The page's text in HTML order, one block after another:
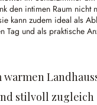
den intimen Raum nicht
kann zudem ideal als
Tag und als praktische
warmen
stilvoll zugleich